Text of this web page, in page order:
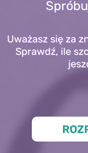
Uważasz się za
Sprawdź, ile